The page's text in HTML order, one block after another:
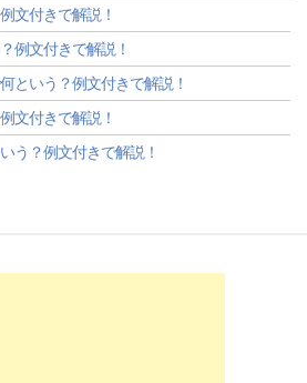
文付きで解説！
例文付きで解説！
という？例文付きで解説！
文付きで解説！
う？例文付きで解説！